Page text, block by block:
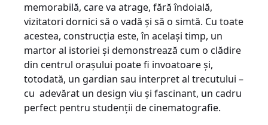
memorabilă, care va atrage, fără îndoială,
vizitatori dornici să o vadă și să o simtă. Cu toate
acestea, construcția este, în același timp, un
martor al istoriei și demonstrează cum o clădire
din centrul orașului poate fi invoatoare și,
totodată, un gardian sau interpret al trecutului –
cu adevărat un design viu și fascinant, un cadru
perfect pentru studenții de cinematografie.